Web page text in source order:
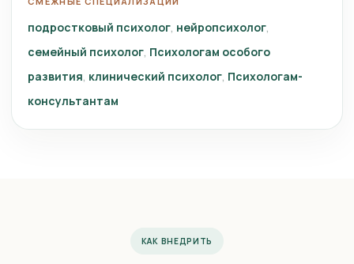
подростковый психолог нейропсихолог
семейный психолог Психологам особого
развития клинический психолог Психологам-
консультантам
КАК ВНЕДРИТЬ